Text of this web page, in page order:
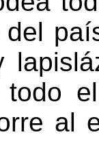
todo
al